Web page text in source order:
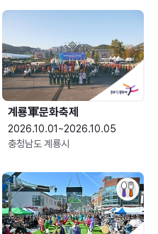
2026.10.01~2026.10.05
충청남도 계룡시